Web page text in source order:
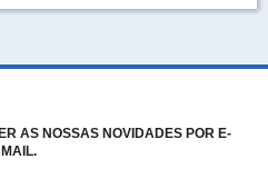
AS NOSSAS NOVIDADES POR E-
MAIL.